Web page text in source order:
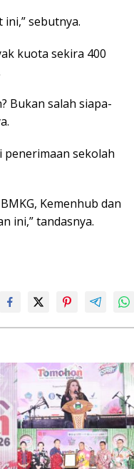
sebutnya.
kuota sekira 400
Bukan salah siapa-
sekolah
Kemenhub dan
ini,” tandasnya.